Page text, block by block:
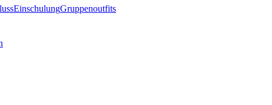
EinschulungGruppenoutfits